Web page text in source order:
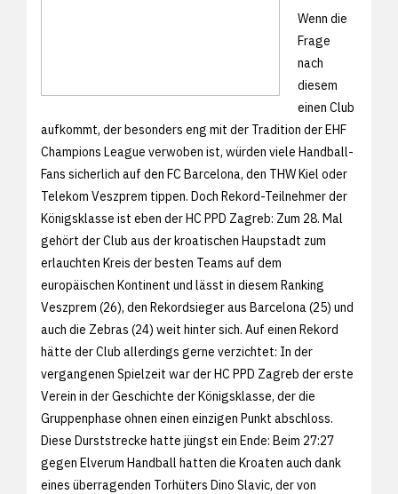
Wenn die
Frage
nach
diesem
einen Club
aufkommt, der besonders eng mit der Tradition der EHF
Champions League verwoben ist, würden viele Handball-
Fans sicherlich auf den FC Barcelona, den THW Kiel oder
Telekom Veszprem tippen. Doch Rekord-Teilnehmer der
Königsklasse ist eben der HC PPD Zagreb: Zum 28. Mal
gehört der Club aus der kroatischen Haupstadt zum
erlauchten Kreis der besten Teams auf dem
europäischen Kontinent und lässt in diesem Ranking
Veszprem (26), den Rekordsieger aus Barcelona (25) und
auch die Zebras (24) weit hinter sich. Auf einen Rekord
hätte der Club allerdings gerne verzichtet: In der
vergangenen Spielzeit war der HC PPD Zagreb der erste
Verein in der Geschichte der Königsklasse, der die
Gruppenphase ohnen einen einzigen Punkt abschloss.
Diese Durststrecke hatte jüngst ein Ende: Beim 27:27
gegen Elverum Handball hatten die Kroaten auch dank
eines überragenden Torhüters Dino Slavic, der von